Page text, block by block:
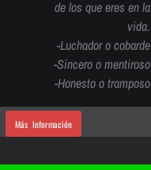
de los que eres en la
vida.
-Luchador o cobarde
-Sincero o mentiroso
-Honesto o tramposo
Más Información